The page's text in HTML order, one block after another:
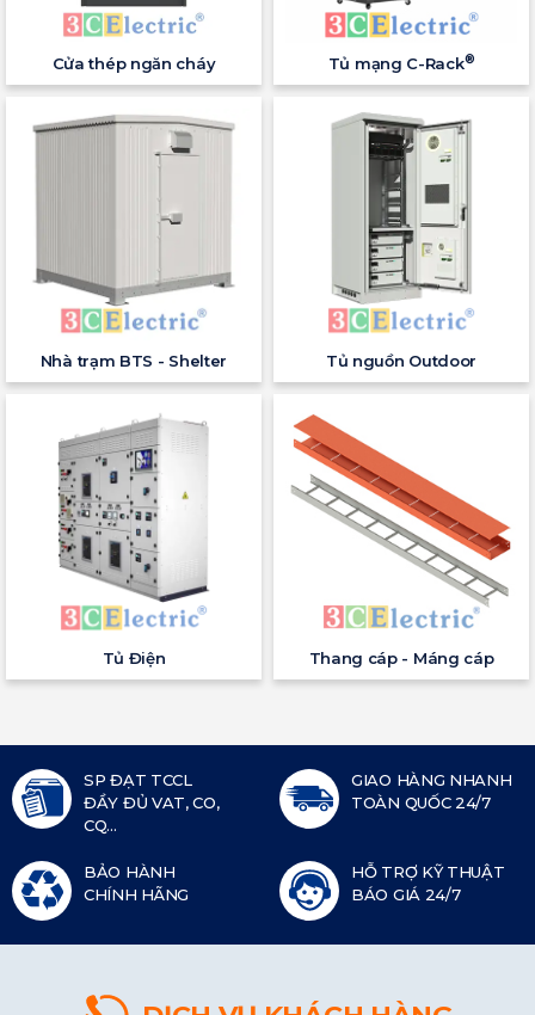
Cửa thép ngăn cháy Tủ mạng C-Rack®
Nhà trạm BTS - Shelter Tủ nguồn Outdoor
Tủ Điện Thang cáp - Máng cáp
SP ĐẠT TCCL
ĐẦY ĐỦ VAT, CO,
CQ...
GIAO HÀNG NHANH
TOÀN QUỐC 24/7
BẢO HÀNH
CHÍNH HÃNG
HỖ TRỢ KỸ THUẬT
BÁO GIÁ 24/7